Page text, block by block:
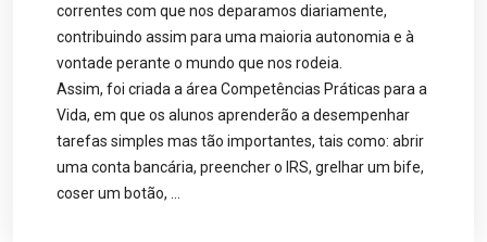
correntes com que nos deparamos diariamente,
contribuindo assim para uma maioria autonomia e à
vontade perante o mundo que nos rodeia.
Assim, foi criada a área Competências Práticas para a
Vida, em que os alunos aprenderão a desempenhar
tarefas simples mas tão importantes, tais como: abrir
uma conta bancária, preencher o IRS, grelhar um bife,
coser um botão, …